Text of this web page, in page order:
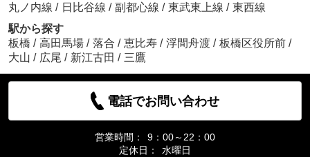
丸ノ内線 / 日比谷線 / 副都心線 / 東武東上線 / 東西線
駅から探す
板橋 / 高田馬場 / 落合 / 恵比寿 / 浮間舟渡 / 板橋区役所前 /
大山 / 広尾 / 新江古田 / 三鷹
電話でお問い合わせ
営業時間：
9：00～22：00
定休日：
水曜日